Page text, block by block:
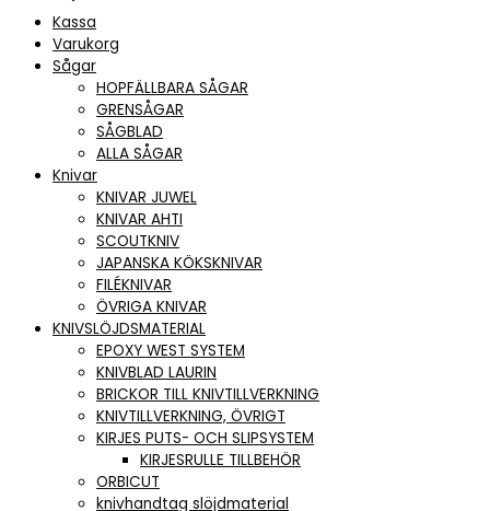
Kassa
Varukorg
Sågar
HOPFÄLLBARA SÅGAR
GRENSÅGAR
SÅGBLAD
ALLA SÅGAR
Knivar
KNIVAR JUWEL
KNIVAR AHTI
SCOUTKNIV
JAPANSKA KÖKSKNIVAR
FILÉKNIVAR
ÖVRIGA KNIVAR
KNIVSLÖJDSMATERIAL
EPOXY WEST SYSTEM
KNIVBLAD LAURIN
BRICKOR TILL KNIVTILLVERKNING
KNIVTILLVERKNING, ÖVRIGT
KIRJES PUTS- OCH SLIPSYSTEM
KIRJESRULLE TILLBEHÖR
ORBICUT
knivhandtag slöjdmaterial